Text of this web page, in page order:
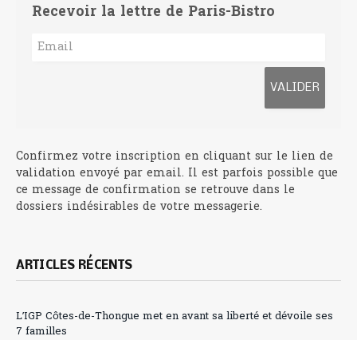
Recevoir la lettre de Paris-Bistro
Confirmez votre inscription en cliquant sur le lien de
validation envoyé par email. Il est parfois possible que
ce message de confirmation se retrouve dans le
dossiers indésirables de votre messagerie.
ARTICLES RÉCENTS
L’IGP Côtes-de-Thongue met en avant sa liberté et dévoile ses
7 familles